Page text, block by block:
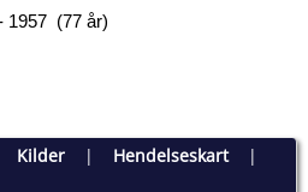
1957 (77 år)
Kilder| Hendelseskart|